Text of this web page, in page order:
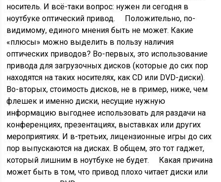
носитель. И всё-таки вопрос: нужен ли сегодня в
ноутбуке оптический привод. Положительно, по-
видимому, единого мнения быть не может. Какие
«плюсы» можно выделить в пользу наличия
оптических приводов? Во-первых, это использование
привода для загрузочных дисков (которые до сих пор
находятся на таких носителях, как CD или DVD-диски).
Во-вторых, стоимость дисков, не в пример, ниже, чем
флешек и именно диски, несущие нужную
информацию выгоднее использовать для раздачи на
конференциях, презентациях, выставках или других
мероприятиях. И в-третьих, лицензионные игры до сих
пор выпускаются на дисках. В общем, это тот гаджет,
который лишним в ноутбуке не будет. Какая причина
может быть в том, что привод плохо читает диски или